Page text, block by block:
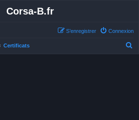
Corsa-B.fr
Connexion
S’enregistrer
Certificats